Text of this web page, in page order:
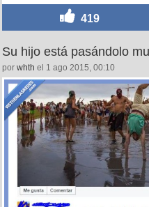
419
Su hijo está pasándolo
por whth el 1 ago 2015, 00:10